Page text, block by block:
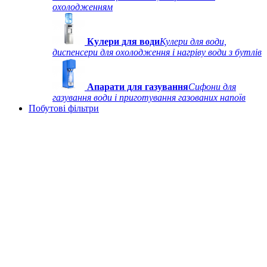
охолодженням
Кулери для водиКулери для води,
диспенсери для охолодження і нагріву води з бутлів
Апарати для газуванняСифони для
газування води і приготування газованих напоїв
Побутові фільтри